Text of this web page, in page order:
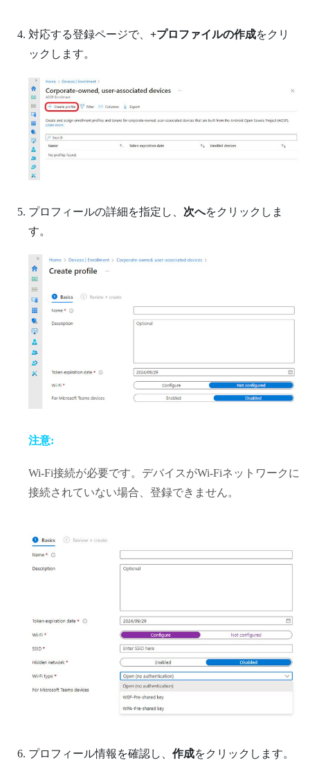
対応する登録ページで、 +プロファイルの作成をクリ
ックします。
プロフィールの詳細を指定し、 次へをクリックしま
す。
注意:
Wi‍-Fi接続が必要です。デバイスがWi‍-Fiネットワークに
接続されていない場合、登録できません。
プロフィール情報を確認し、 作成をクリックします。